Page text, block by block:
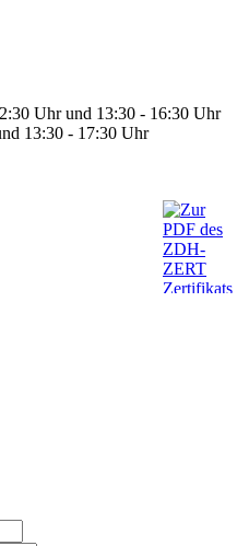
Uhr und 13:30 - 16:30 Uhr
13:30 - 17:30 Uhr